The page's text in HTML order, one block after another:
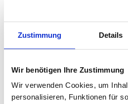
Zustimmung Details
Wir benötigen Ihre Zustimmung
Wir verwenden Cookies, um
personalisieren, Funktionen für
Engel &